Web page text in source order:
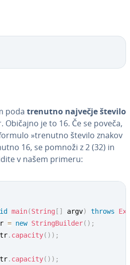
poda trenutno največje število
Običajno je to 16. Če se poveča,
»trenutno število znakov
16, se pomnoži z 2 (32) in
v našem primeru:
main(String [ ] argv) throws
= new StringBuilder( ) ;
. capacity( ) ) ;
. capacity( ) ) ;